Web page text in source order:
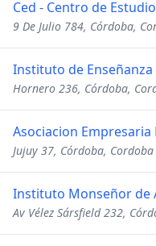
Ced - Centro de
9 De Julio 784, Córdoba,
Instituto de
Hornero 236, Córdoba,
Jujuy 37, Córdoba, Cordoba
Instituto Monseñor de
Av Vélez Sársfield 232,